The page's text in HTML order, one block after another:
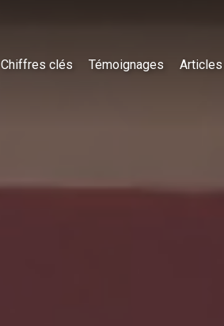
Chiffres clés Témoignages Articles